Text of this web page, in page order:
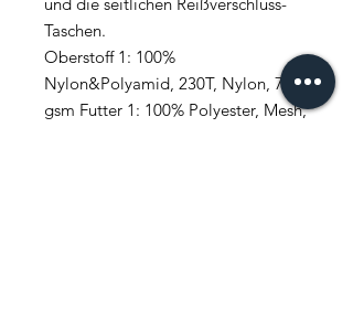
Taschen.
Oberstoff 1: 100%
Nylon&Polyamid, 230T, Nylon, 75
gsm Futter 1: 100% Polyester, Mesh,